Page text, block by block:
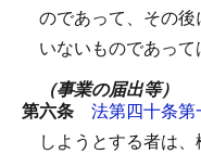
のであって、その
いないものであって
（事業の届出等）
第六条 法第四十条第
しようとする者は